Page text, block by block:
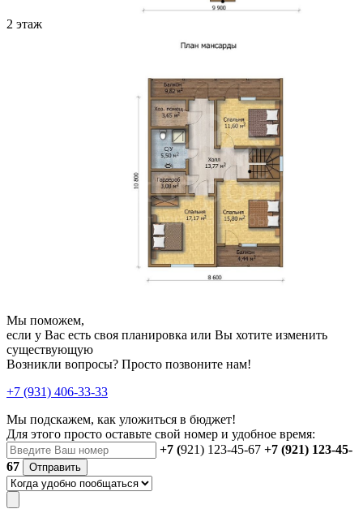
2 этаж
Мы поможем,
если у Вас есть своя планировка или Вы хотите изменить
существующую
Возникли вопросы? Просто позвоните нам!
+7 (931) 406-33-33
Мы подскажем, как уложиться в бюджет!
Для этого просто оставьте свой номер и удобное время:
+7 (921) 123-45-67 +7 (921) 123-45-
67
Отправить